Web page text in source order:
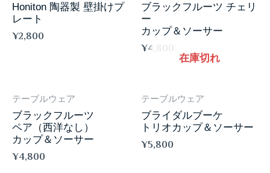
Honiton 陶器製 壁掛けプ
レート
¥2,800
ブラックフルーツ チェリ
ー
カップ＆ソーサー
¥4,800
テーブルウェア
ブラックフルーツ
ペア（西洋なし）
カップ＆ソーサー
¥4,800
在庫切れ
テーブルウェア
ブライダルブーケ
トリオカップ＆ソーサー
¥5,800